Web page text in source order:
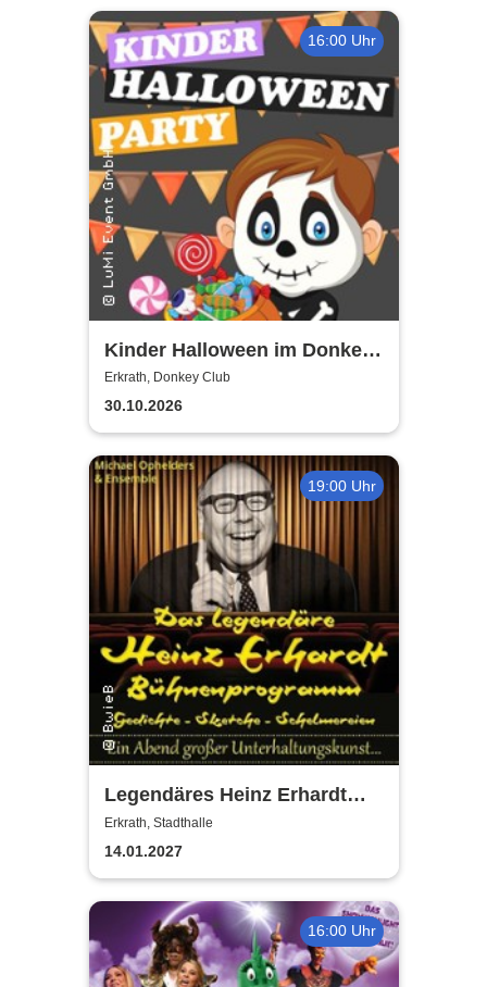
16:00 Uhr
Kinder Halloween im Donkey
- by LuMi Event GmbH
Erkrath, Donkey Club
30.10.2026
19:00 Uhr
Legendäres Heinz Erhardt
Bühnenprogramm - Gedichte
- Sketche - Schelmereien
Erkrath, Stadthalle
14.01.2027
16:00 Uhr